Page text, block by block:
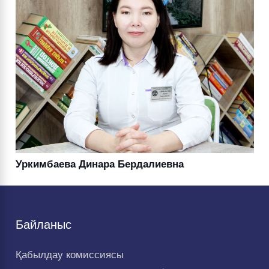
Уркимбаева Динара Бердалиевна
Байланыс
Қабылдау комиссиясы